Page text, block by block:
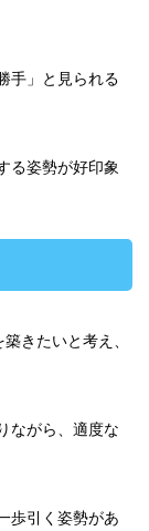
手」と見られる
る姿勢が好印象
きたいと考え、
ながら、適度な
歩引く姿勢があ